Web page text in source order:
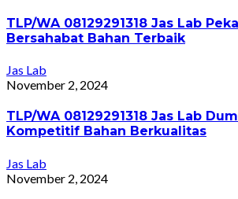
TLP/WA 08129291318 Jas Lab
Bersahabat Bahan Terbaik
Jas Lab
November 2, 2024
TLP/WA 08129291318 Jas Lab
Kompetitif Bahan Berkualitas
Jas Lab
November 2, 2024